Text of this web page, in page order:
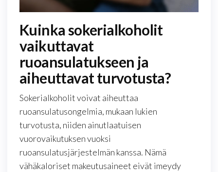
Kuinka sokerialkoholit
vaikuttavat
ruoansulatukseen ja
aiheuttavat turvotusta?
Sokerialkoholit voivat aiheuttaa
ruoansulatusongelmia, mukaan lukien
turvotusta, niiden ainutlaatuisen
vuorovaikutuksen vuoksi
ruoansulatusjärjestelmän kanssa. Nämä
vähäkaloriset makeutusaineet eivät imeydy